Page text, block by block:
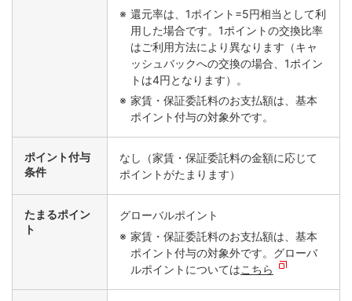
還元率は、1ポイント=5円相当として利
用した場合です。1ポイントの交換比率
はご利用方法により異なります（キャ
ッシュバックへの交換の場合、1ポイン
トは4円となります）。
家賃・保証委託料のお支払額は、基本
ポイント付与の対象外です。
ポイント付与
条件
なし（家賃・保証委託料の金額に応じて
ポイントがたまります）
たまるポイン
ト
グローバルポイント
家賃・保証委託料のお支払額は、基本
ポイント付与の対象外です。グローバ
ルポイントについてはこちら